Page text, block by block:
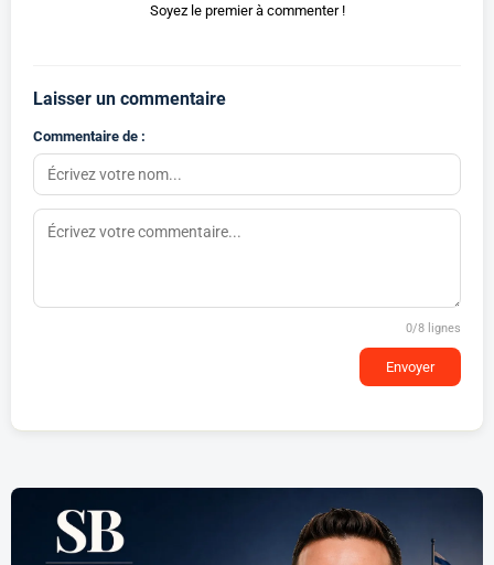
Soyez le premier à commenter !
Laisser un commentaire
Commentaire de :
0/8 lignes
Envoyer